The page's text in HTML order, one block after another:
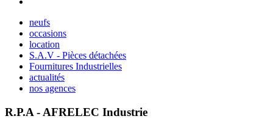
neufs
occasions
location
S.A.V - Pièces détachées
Fournitures Industrielles
actualités
nos agences
R.P.A - AFRELEC Industrie